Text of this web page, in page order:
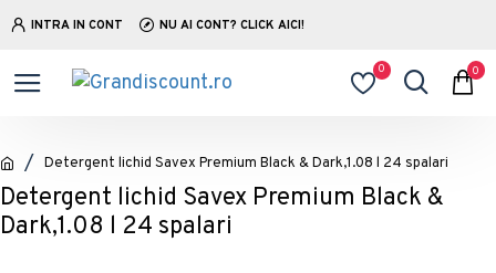
INTRA IN CONT NU AI CONT? CLICK AICI!
0 0
Detergent lichid Savex Premium Black & Dark,1.08 l 24 spalari
Detergent lichid Savex Premium Black &
Dark,1.08 l 24 spalari